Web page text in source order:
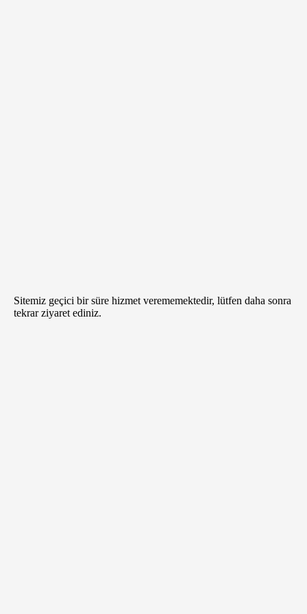
Sitemiz geçici bir süre hizmet verememektedir, lütfen daha sonra
tekrar ziyaret ediniz.